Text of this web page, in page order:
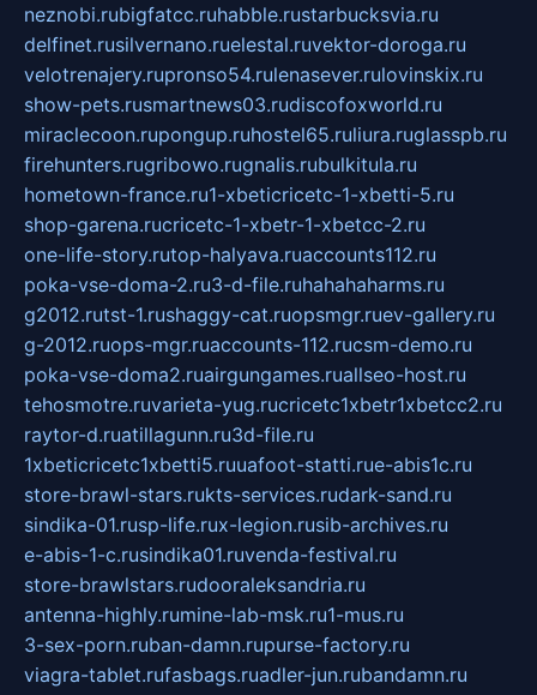
neznobi.rubigfatcc.ruhabble.rustarbucksvia.ru
delfinet.rusilvernano.ruelestal.ruvektor-doroga.ru
velotrenajery.rupronso54.rulenasever.rulovinskix.ru
show-pets.rusmartnews03.rudiscofoxworld.ru
miraclecoon.rupongup.ruhostel65.ruliura.ruglasspb.ru
firehunters.rugribowo.rugnalis.rubulkitula.ru
hometown-france.ru1-xbeticricetc-1-xbetti-5.ru
shop-garena.rucricetc-1-xbetr-1-xbetcc-2.ru
one-life-story.rutop-halyava.ruaccounts112.ru
poka-vse-doma-2.ru3-d-file.ruhahahaharms.ru
g2012.rutst-1.rushaggy-cat.ruopsmgr.ruev-gallery.ru
g-2012.ruops-mgr.ruaccounts-112.rucsm-demo.ru
poka-vse-doma2.ruairgungames.ruallseo-host.ru
tehosmotre.ruvarieta-yug.rucricetc1xbetr1xbetcc2.ru
raytor-d.ruatillagunn.ru3d-file.ru
1xbeticricetc1xbetti5.ruuafoot-statti.rue-abis1c.ru
store-brawl-stars.rukts-services.rudark-sand.ru
sindika-01.rusp-life.rux-legion.rusib-archives.ru
e-abis-1-c.rusindika01.ruvenda-festival.ru
store-brawlstars.rudooraleksandria.ru
antenna-highly.rumine-lab-msk.ru1-mus.ru
3-sex-porn.ruban-damn.rupurse-factory.ru
viagra-tablet.rufasbags.ruadler-jun.rubandamn.ru